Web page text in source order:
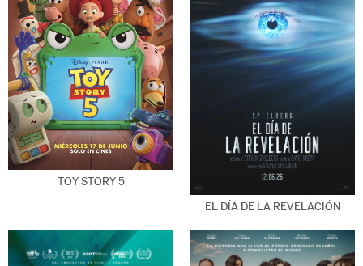
TOY STORY 5
EL DÍA DE LA REVELACIÓN